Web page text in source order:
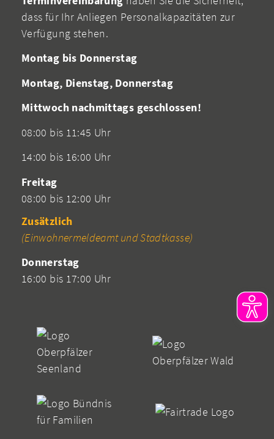
dass für Ihr Anliegen Personalkapazitäten zur
Verfügung stehen.
Montag bis Donnerstag
Montag, Dienstag, Donnerstag
Mittwoch nachmittags geschlossen!
08:00 bis 11:45 Uhr
14:00 bis 16:00 Uhr
Freitag
08:00 bis 12:00 Uhr
Zusätzlich
(Einwohnermeldeamt und Stadtkasse)
Donnerstag
16:00 bis 17:00 Uhr